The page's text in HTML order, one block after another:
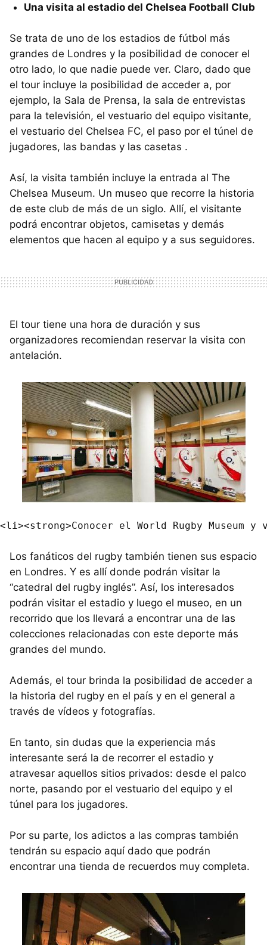
Una visita al estadio del Chelsea Football Club
Se trata de uno de los estadios de fútbol más
grandes de Londres y la posibilidad de conocer el
otro lado, lo que nadie puede ver. Claro, dado que
el tour incluye la posibilidad de acceder a, por
ejemplo, la Sala de Prensa, la sala de entrevistas
para la televisión, el vestuario del equipo visitante,
el vestuario del Chelsea FC, el paso por el túnel de
jugadores, las bandas y las casetas .
Así, la visita también incluye la entrada al The
Chelsea Museum. Un museo que recorre la historia
de este club de más de un siglo. Allí, el visitante
podrá encontrar objetos, camisetas y demás
elementos que hacen al equipo y a sus seguidores.
El tour tiene una hora de duración y sus
organizadores recomiendan reservar la visita con
antelación.
Los fanáticos del rugby también tienen sus espacio
en Londres. Y es allí donde podrán visitar la
“catedral del rugby inglés”. Así, los interesados
podrán visitar el estadio y luego el museo, en un
recorrido que los llevará a encontrar una de las
colecciones relacionadas con este deporte más
grandes del mundo.
Además, el tour brinda la posibilidad de acceder a
la historia del rugby en el país y en el general a
través de vídeos y fotografías.
En tanto, sin dudas que la experiencia más
interesante será la de recorrer el estadio y
atravesar aquellos sitios privados: desde el palco
norte, pasando por el vestuario del equipo y el
túnel para los jugadores.
Por su parte, los adictos a las compras también
tendrán su espacio aquí dado que podrán
encontrar una tienda de recuerdos muy completa.